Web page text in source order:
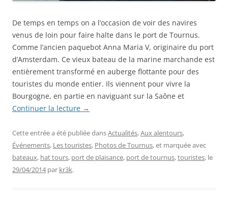
De temps en temps on a l’occasion de voir des navires
venus de loin pour faire halte dans le port de Tournus.
Comme l’ancien paquebot Anna Maria V, originaire du port
d’Amsterdam. Ce vieux bateau de la marine marchande est
entièrement transformé en auberge flottante pour des
touristes du monde entier. Ils viennent pour vivre la
Bourgogne, en partie en naviguant sur la Saône et
Continuer la lecture →
Cette entrée a été publiée dansActualités,Aux alentours,
Événements, Les touristes, Photos de Tournus, et marquée avec
bateaux, hat tours, port de plaisance, port de tournus,touristes, le
29/04/2014 par kr3k.